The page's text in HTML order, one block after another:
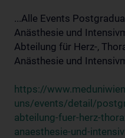
...Alle Events
Anästhesie und
Abteilung für Herz-,
Anästhesie und
https://
uns/events/detail/
abteilung-fuer-herz-
anaesthesie-und-